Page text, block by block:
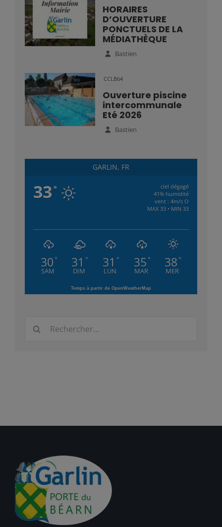
HORAIRES
D’OUVERTURE
PONCTUELS DE LA
MÉDIATHÈQUE
Bastien
CCLB64
Ouverture piscine
intercommunale
Eté 2026
Bastien
GARLIN, FR
33°
ciel dégagé
41% humidité
vent : 4m/s O
MAX 33 • MIN 33
30 °
SAM
31 °
DIM
31 °
LUN
35 °
MAR
38 °
MER
Temps à partir de OpenWeatherMap